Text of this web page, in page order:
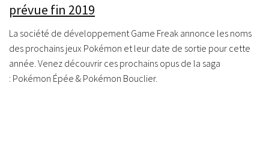
prévue fin 2019
La société de développement Game Freak annonce les noms
des prochains jeux Pokémon et leur date de sortie pour cette
année. Venez découvrir ces prochains opus de la saga
: Pokémon Épée & Pokémon Bouclier.